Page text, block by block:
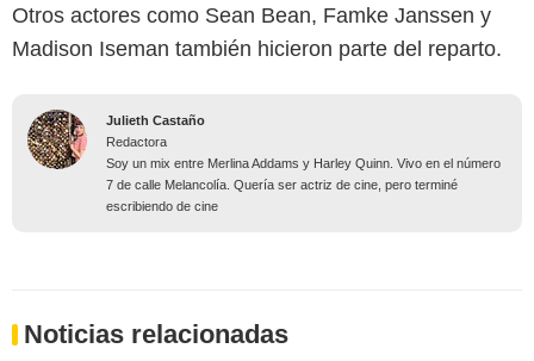
Otros actores como Sean Bean, Famke Janssen y
Madison Iseman también hicieron parte del reparto.
Julieth Castaño
Redactora
Soy un mix entre Merlina Addams y Harley Quinn. Vivo en el número
7 de calle Melancolía. Quería ser actriz de cine, pero terminé
escribiendo de cine
Noticias relacionadas